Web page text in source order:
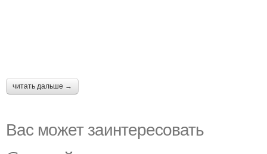
читать дальше →
Вас может заинтересовать